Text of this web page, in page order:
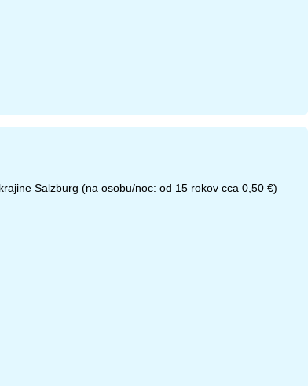
Salzburg (na osobu/noc: od 15 rokov cca 0,50 €)